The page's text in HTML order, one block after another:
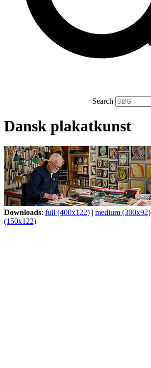
Search
Dansk plakatkunst
Downloads: full (400x122) | medium (300x92)
(150x122)